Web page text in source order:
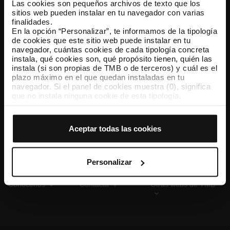
Las cookies son pequeños archivos de texto que los
sitios web pueden instalar en tu navegador con varias
finalidades.
En la opción “Personalizar”, te informamos de la tipología
de cookies que este sitio web puede instalar en tu
navegador, cuántas cookies de cada tipología concreta
instala, qué cookies son, qué propósito tienen, quién las
instala (si son propias de TMB o de terceros) y cuál es el
plazo máximo en el que quedan instaladas en tu
navegador. Si el panel de cookies muestra (0), significa
que no instala ninguna cookie de esta tipología.
que todas estas cookies se instalen en tu navegador.
tipología de cookies permite indicar si quieres que se
instalen o no las cookies de esa clase.
Una vez que hayas marcado tus preferencias, debes
hacer clic en “Seleccionar y configurar”. Así se instalarán
previamente. Te sugerimos que selecciones las cookies
de personalización, porque permiten recordar tus
opciones de navegación (como el idioma) y mejoran tu
Aceptar todas las cookies
Personalizar
TMB App
Descárgate TMB App y compra tus billetes
App Store Google Play
Conócenos Contacta Otras webs de TMB